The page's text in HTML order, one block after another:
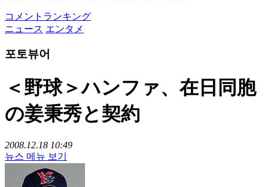
コメントランキング
ニュース エンタメ
포토뷰어
＜野球＞ハンファ、在日同胞
の姜秉秀と契約
2008.12.18 10:49
뉴스 메뉴 보기